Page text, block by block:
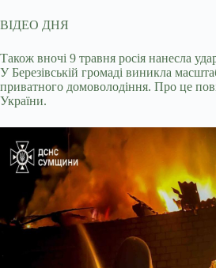
ВІДЕО ДНЯ
Також вночі 9 травня росія нанесла
У Березівській громаді виникла
приватного домоволодіння. Про це
України.